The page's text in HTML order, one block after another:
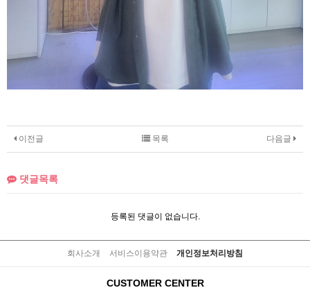
이전글 다음글
목록
댓글목록
등록된 댓글이 없습니다.
회사소개 서비스이용약관 개인정보처리방침
CUSTOMER CENTER